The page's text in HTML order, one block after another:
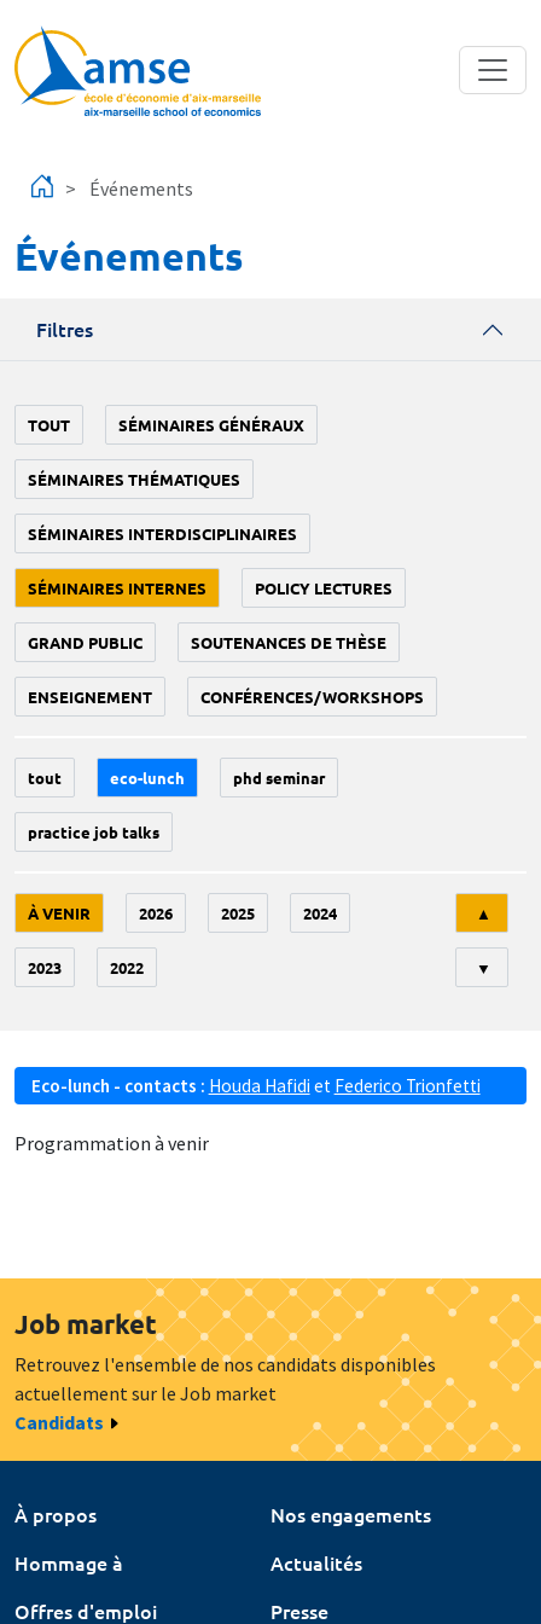
Événements
Événements
Filtres
TOUT SÉMINAIRES GÉNÉRAUX
SÉMINAIRES THÉMATIQUES
SÉMINAIRES INTERDISCIPLINAIRES
SÉMINAIRES INTERNES POLICY LECTURES
GRAND PUBLIC SOUTENANCES DE THÈSE
ENSEIGNEMENT CONFÉRENCES/WORKSHOPS
tout eco-lunch phd seminar
practice job talks
À VENIR 2026 2025 2024
2023 2022
▲
▼
Eco-lunch - contacts : Houda Hafidi et Federico Trionfetti
Programmation à venir
Job market
Retrouvez l'ensemble de nos candidats disponibles
actuellement sur le Job market
Candidats
À propos
Nos engagements
Hommage à
Actualités
Offres d'emploi
Presse